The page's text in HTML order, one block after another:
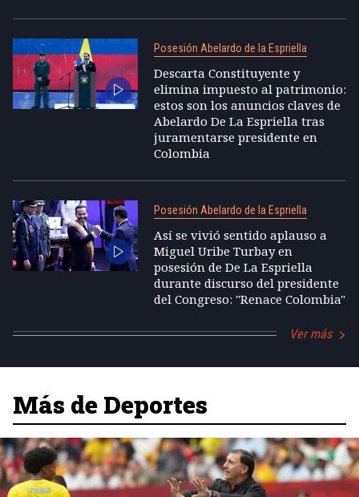
Posesión Abelardo de la Espriella
Descarta Constituyente y
elimina impuesto al patrimonio:
estos son los anuncios claves de
Abelardo De La Espriella tras
juramentarse presidente en
Colombia
Posesión Abelardo de la Espriella
Así se vivió sentido aplauso a
Miguel Uribe Turbay en
posesión de De La Espriella
durante discurso del presidente
del Congreso: "Renace Colombia"
Ver más
Más de Deportes